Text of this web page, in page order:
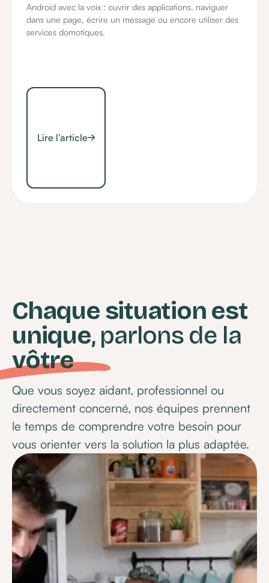
Android avec la voix : ouvrir des applications, naviguer
dans une page, écrire un message ou encore utiliser des
services domotiques.
Lire l’article
Chaque situation est
unique, parlons de la
vôtre
Que vous soyez aidant, professionnel ou
directement concerné, nos équipes prennent
le temps de comprendre votre besoin pour
vous orienter vers la solution la plus adaptée.